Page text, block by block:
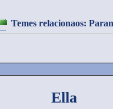
Temes relacionaos:
Ella